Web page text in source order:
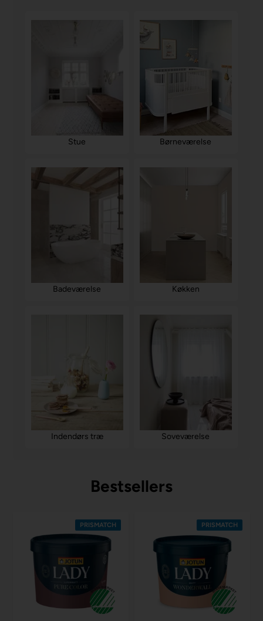
Stue Børneværelse
Badeværelse Køkken
Indendørs træ Soveværelse
Bestsellers
PRISMATCH PRISMATCH